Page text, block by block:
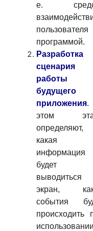
е.
программой.
Разработка
сценария
работы
будущего
приложения.
этом
определяют,
какая
информация
будет
выводиться
экран,
события
происходить
использовании